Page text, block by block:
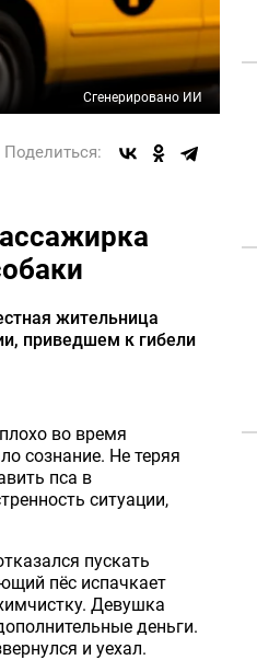
Сгенерировано ИИ
Поделиться:
жительница
приведшем к гибели
во время
сознание. Не теряя
пса в
ситуации,
пускать
пёс испачкает
Девушка
деньги.
и уехал.